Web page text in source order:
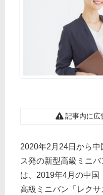
記事内に広
2020年2月24日から
ス発の新型高級ミニ
は、2019年4月の中国
高級ミニバン「レク